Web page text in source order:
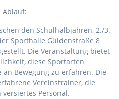
Ablauf:
den Schulhalbjahren, 2./3.
Sporthalle Güldenstraße 8
Die Veranstaltung bietet
diese Sportarten
Bewegung zu erfahren. Die
Vereinstrainer, die
Personal.